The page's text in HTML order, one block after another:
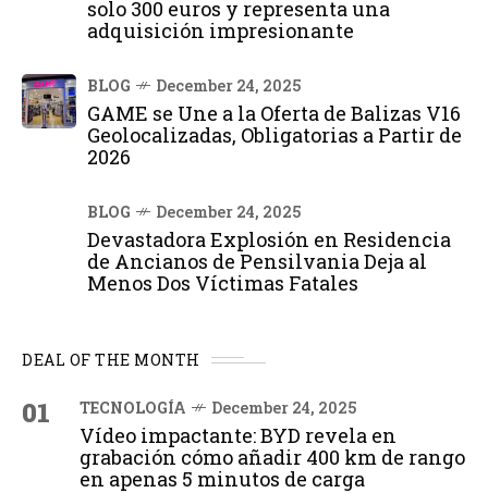
solo 300 euros y representa una
adquisición impresionante
BLOG December 24, 2025
GAME se Une a la Oferta de Balizas V16
Geolocalizadas, Obligatorias a Partir de
2026
BLOG December 24, 2025
Devastadora Explosión en Residencia
de Ancianos de Pensilvania Deja al
Menos Dos Víctimas Fatales
DEAL OF THE MONTH
01 TECNOLOGÍA December 24, 2025
Vídeo impactante: BYD revela en
grabación cómo añadir 400 km de rango
en apenas 5 minutos de carga